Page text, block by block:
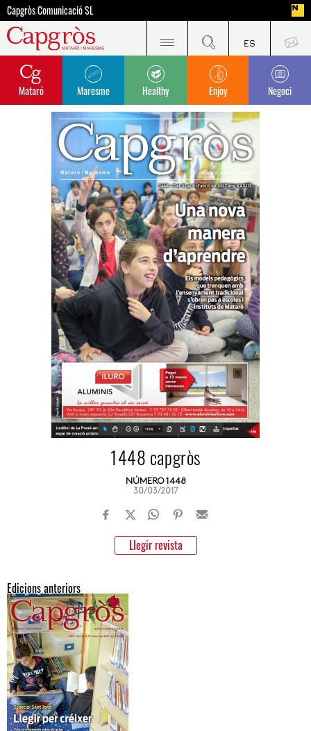
Capgròs Comunicació SL
Mataró Maresme Healthy Enjoy Negoci
1448 capgròs
NÚMERO 1448
30/03/2017
Llegir revista
Edicions anteriors